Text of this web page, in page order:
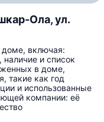
Ола, ул.
включая:
и список
в доме,
такие как год
и использованные
компании: её